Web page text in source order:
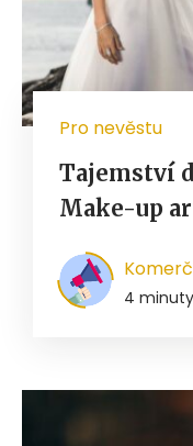
Pro nevěstu
Tajemství
Make-up
4